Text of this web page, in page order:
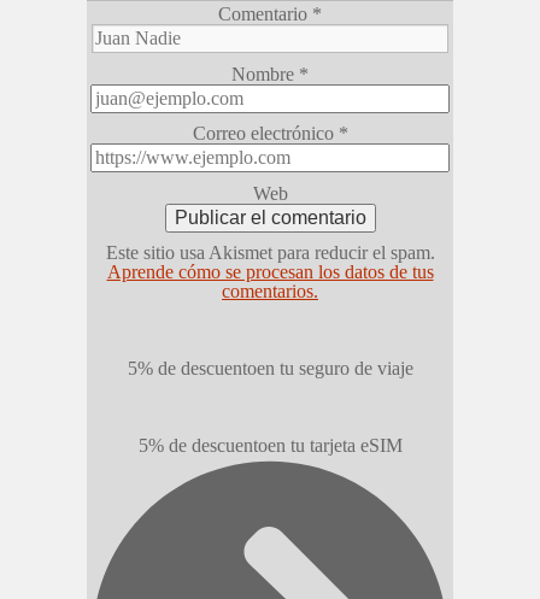
Comentario *
Nombre *
Correo electrónico *
Web
Este sitio usa Akismet para reducir el spam.
Aprende cómo se procesan los datos de tus
comentarios.
5% de descuentoen tu seguro de viaje
5% de descuentoen tu tarjeta eSIM